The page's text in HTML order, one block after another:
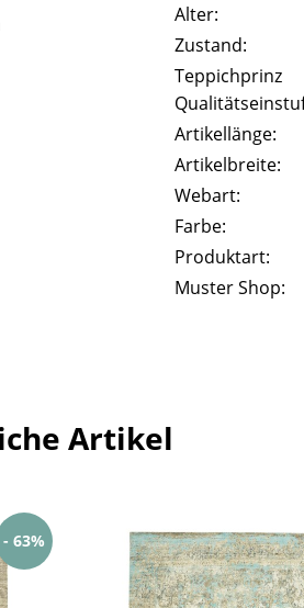
Alter:
Zustand:
Teppichprinz
Artikellänge:
Artikelbreite:
Webart:
Farbe:
Produktart:
Muster Shop:
Artikel
- 63%